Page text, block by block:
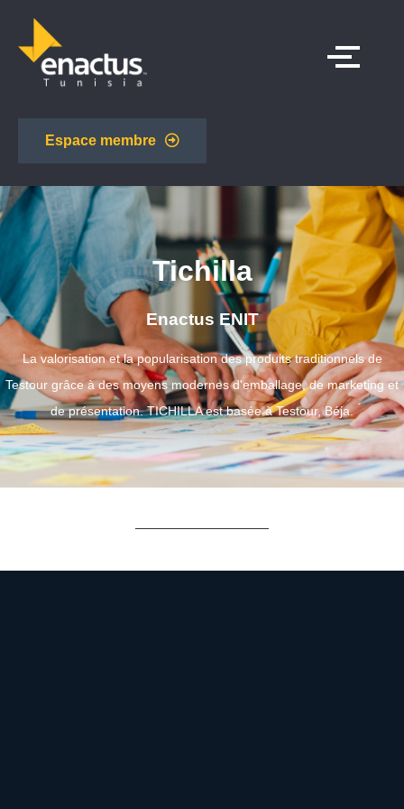
Espace membre
Tichilla
Enactus ENIT
La valorisation et la popularisation des produits traditionnels de
Testour grâce à des moyens modernes d'emballage, de marketing et
de présentation. TICHILLA est basée à Testour, Béja.